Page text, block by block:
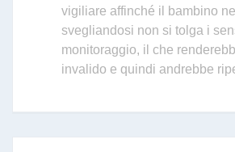
vigiliare affinché il bambino
svegliandosi non si tolga i
monitoraggio, il che
invalido e quindi andrebbe